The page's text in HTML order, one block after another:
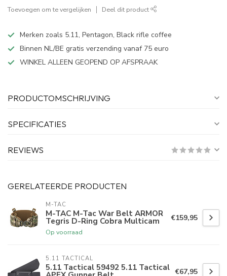
Toevoegen om te vergelijken Deel dit product
Merken zoals 5.11, Pentagon, Black rifle coffee
Binnen NL/BE gratis verzending vanaf 75 euro
WINKEL ALLEEN GEOPEND OP AFSPRAAK
PRODUCTOMSCHRIJVING
SPECIFICATIES
REVIEWS
GERELATEERDE PRODUCTEN
M-TAC
M-TAC M-Tac War Belt ARMOR
Tegris D-Ring Cobra Multicam
Op voorraad
€159,95
5.11 TACTICAL
5.11 Tactical 59492 5.11 Tactical €67,95